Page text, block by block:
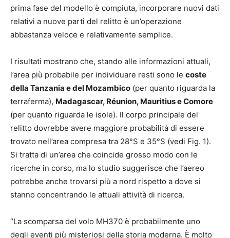
prima fase del modello è compiuta, incorporare nuovi dati
relativi a nuove parti del relitto è un’operazione
abbastanza veloce e relativamente semplice.
I risultati mostrano che, stando alle informazioni attuali,
l’area più probabile per individuare resti sono le coste
della Tanzania e del Mozambico (per quanto riguarda la
terraferma), Madagascar, Réunion, Mauritius e Comore
(per quanto riguarda le isole). Il corpo principale del
relitto dovrebbe avere maggiore probabilità di essere
trovato nell’area compresa tra 28°S e 35°S (vedi Fig. 1).
Si tratta di un’area che coincide grosso modo con le
ricerche in corso, ma lo studio suggerisce che l’aereo
potrebbe anche trovarsi più a nord rispetto a dove si
stanno concentrando le attuali attività di ricerca.
“La scomparsa del volo MH370 è probabilmente uno
degli eventi più misteriosi della storia moderna. È molto